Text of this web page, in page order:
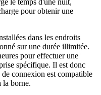
le temps d'une nuit,
pour obtenir une
dans les endroits
sur une durée illimitée.
pour effectuer une
spécifique. Il est donc
de connexion est compatible
la borne.